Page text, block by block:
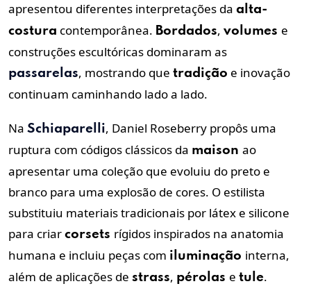
apresentou diferentes interpretações da alta-
costura contemporânea. Bordados, volumes e
construções escultóricas dominaram as
passarelas, mostrando que tradição e inovação
continuam caminhando lado a lado.
Na Schiaparelli, Daniel Roseberry propôs uma
ruptura com códigos clássicos da maison ao
apresentar uma coleção que evoluiu do preto e
branco para uma explosão de cores. O estilista
substituiu materiais tradicionais por látex e silicone
para criar corsets rígidos inspirados na anatomia
humana e incluiu peças com iluminação interna,
além de aplicações de strass, pérolas e tule.